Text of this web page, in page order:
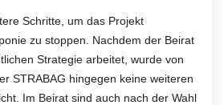
Schritte, um das Projekt
zu stoppen. Nachdem der Beirat
Strategie arbeitet, wurde von
STRABAG hingegen keine weiteren
Im Beirat sind auch nach der Wahl